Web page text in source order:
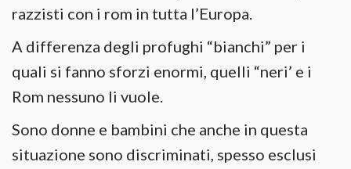
razzisti con i rom in tutta l’Europa.
A differenza degli profughi “bianchi” per i
quali si fanno sforzi enormi, quelli “neri’ e i
Rom nessuno li vuole.
Sono donne e bambini che anche in questa
situazione sono discriminati, spesso esclusi